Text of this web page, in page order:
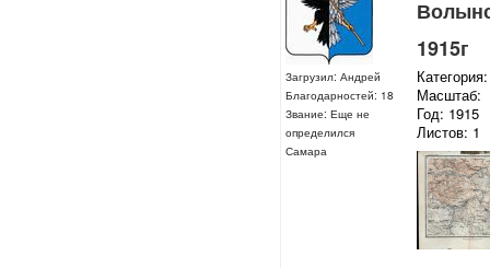
Загрузил: Андрей
Благодарностей: 18
Звание: Еще не
определился
Самара
1915г
Масштаб:
Год: 1915
Листов: 1